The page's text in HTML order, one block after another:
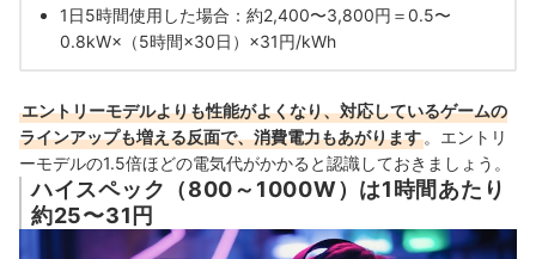
1日5時間使用した場合：約2,400〜3,800円＝0.5〜
0.8kW×（5時間×30日）×31円/kWh
エントリーモデルよりも性能がよくなり、対応しているゲームの
ラインアップも増える反面で、消費電力もあがります 。エントリ
ーモデルの1.5倍ほどの電気代がかかると認識しておきましょう。
ハイスペック（800～1000W）は1時間あたり
約25〜31円